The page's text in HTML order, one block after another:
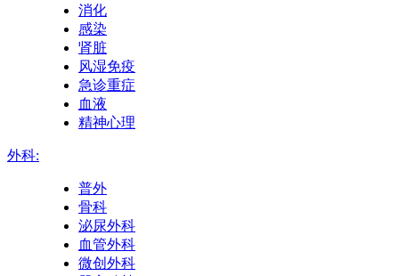
消化
感染
肾脏
风湿免疫
急诊重症
血液
精神心理
外科:
普外
骨科
泌尿外科
血管外科
微创外科